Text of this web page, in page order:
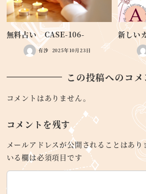
無料占い CASE-106-
有沙 2025年10月23日
新しい
この投稿へのコメ
コメントはありません。
コメントを残す
メールアドレスが公開されることはあり
いる欄は必須項目です